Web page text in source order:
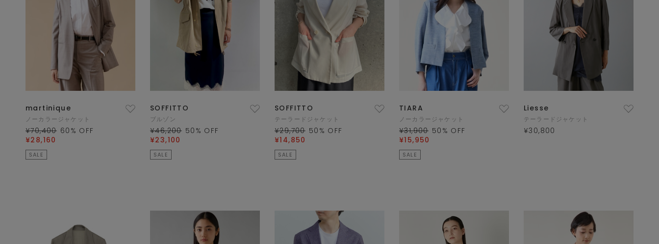
martinique
ノーカラージャケット
¥70,400 60 % OFF
¥28,160
SALE
SOFFITTO
ブルゾン
¥46,200 50 % OFF
¥23,100
SALE
SOFFITTO
テーラードジャケット
¥29,700 50 % OFF
¥14,850
SALE
TIARA
ノーカラージャケット
¥31,900 50 % OFF
¥15,950
SALE
Liesse
テーラードジャケット
¥30,800